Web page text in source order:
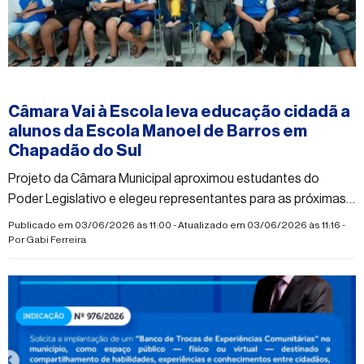
Câmara Vai à Escola leva educação cidadã a
alunos da Escola Manoel de Barros em
Chapadão do Sul
Projeto da Câmara Municipal aproximou estudantes do
Poder Legislativo e elegeu representantes para as próximas
etapas da iniciativa
Publicado em 03/06/2026 às 11:00 - Atualizado em 03/06/2026 às 11:16 -
PorGabi Ferreira